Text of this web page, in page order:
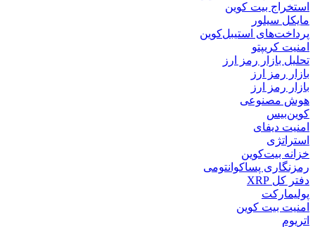
استخراج بیت کوین
مایکل سیلور
پرداخت‌های استیبل‌کوین
امنیت کریپتو
تحلیل بازار رمز ارز
بازار رمز ارز
بازار رمز ارز
هوش مصنوعی
کوین‌بیس
امنیت دیفای
استراتژی
خزانه بیت‌کوین
رمزنگاری پساکوانتومی
دفتر کل XRP
پولیمارکت
امنیت بیت کوین
اتریوم